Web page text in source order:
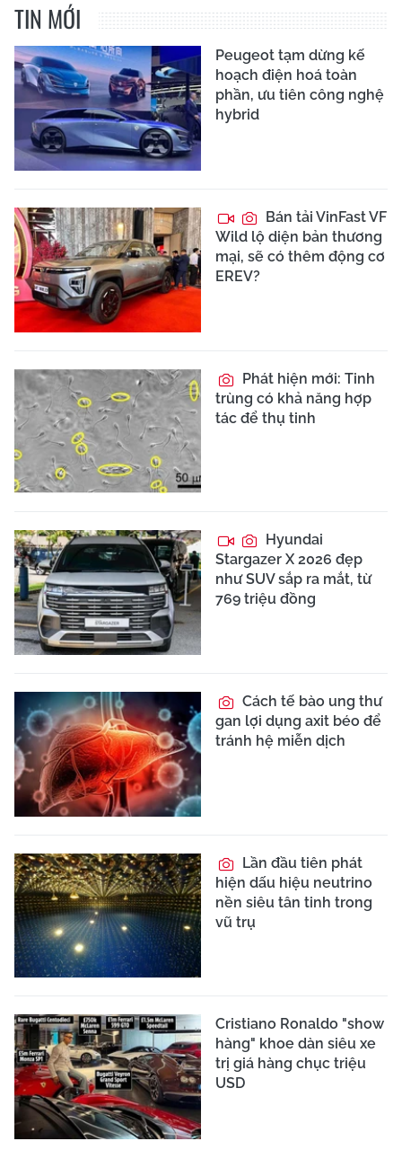
TIN MỚI
Peugeot tạm dừng kế
hoạch điện hoá toàn
phần, ưu tiên công nghệ
hybrid
Bán tải VinFast VF
Wild lộ diện bản thương
mại, sẽ có thêm động cơ
EREV?
Phát hiện mới: Tinh
trùng có khả năng hợp
tác để thụ tinh
Hyundai
Stargazer X 2026 đẹp
như SUV sắp ra mắt, từ
769 triệu đồng
Cách tế bào ung thư
gan lợi dụng axit béo để
tránh hệ miễn dịch
Lần đầu tiên phát
hiện dấu hiệu neutrino
nền siêu tân tinh trong
vũ trụ
Cristiano Ronaldo "show
hàng" khoe dàn siêu xe
trị giá hàng chục triệu
USD